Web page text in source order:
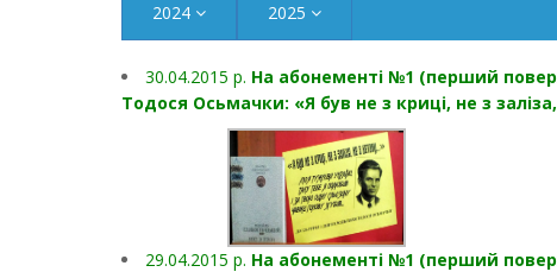
2024 2025
30.04.2015 р. На абонементі №1 (перший
Тодося Осьмачки: «Я був не з криці, не з
29.04.2015 р. На абонементі №1 (перший